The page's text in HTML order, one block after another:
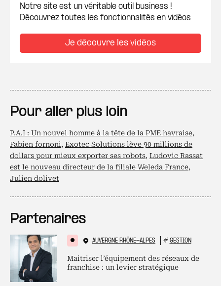
Notre site est un véritable outil business !
Découvrez toutes les fonctionnalités en vidéos
Je découvre les vidéos
Pour aller plus loin
P.A.I : Un nouvel homme à la tête de la PME havraise,
Fabien fornoni, Exotec Solutions lève 90 millions de
dollars pour mieux exporter ses robots, Ludovic Rassat
est le nouveau directeur de la filiale Weleda France,
Julien dolivet
Partenaires
AUVERGNE RHÔNE-ALPES # GESTION
Maitriser l’équipement des réseaux de
franchise : un levier stratégique